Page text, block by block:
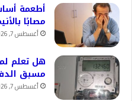
أطعمة
مصابًا
أغسطس 7, 2026
هل تعلم
مسبق الدفع من
أغسطس 7, 2026